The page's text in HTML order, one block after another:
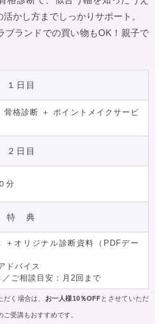
かし方までしっかりサポート。
ブランドでの買い物もOK！親子で
１日目
格診断 ＋ ポイントメイクサービ
２日目
分
特 典
＋オリジナル診断資料（PDFデー
ドバイス
ご相談目安：月2回まで
く場合は、 お一人様10％OFFとさせていただ
受講もおすすめです。